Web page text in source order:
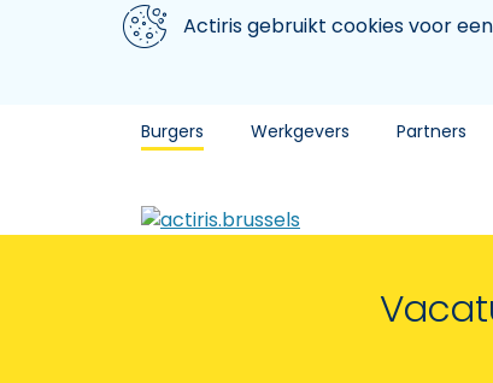
Aller au contenu principal
We gebruiken cookiesActiris gebruikt cookies voor
Burgers Werkgevers Partners